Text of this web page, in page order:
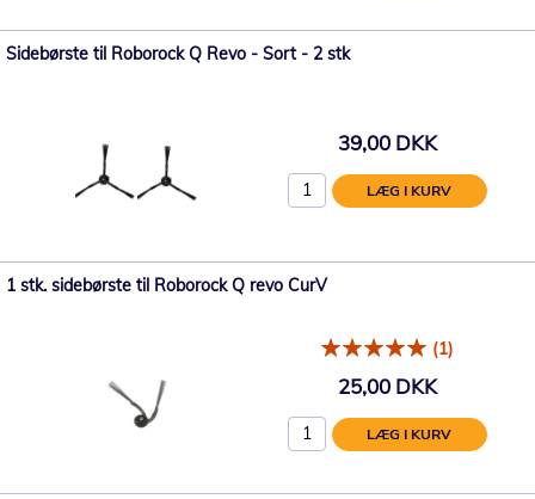
Sidebørste til Roborock Q Revo - Sort - 2 stk
39,00 DKK
LÆG I KURV
1 stk. sidebørste til Roborock Q revo CurV
(1)
25,00 DKK
LÆG I KURV